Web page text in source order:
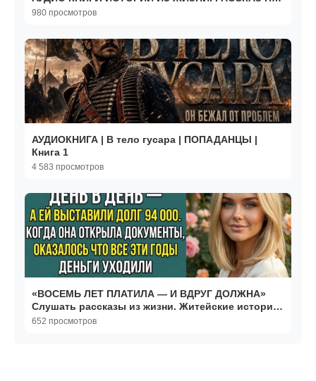
НОЧЬ.
980 просмотров
АУДИОКНИГА | В тело гусара | ПОПАДАНЦЫ |
Книга 1
4 583 просмотров
«ВОСЕМЬ ЛЕТ ПЛАТИЛА — И ВДРУГ ДОЛЖНА»
Слушать рассказы из жизни. Житейские истории
слушать онлайн
652 просмотров